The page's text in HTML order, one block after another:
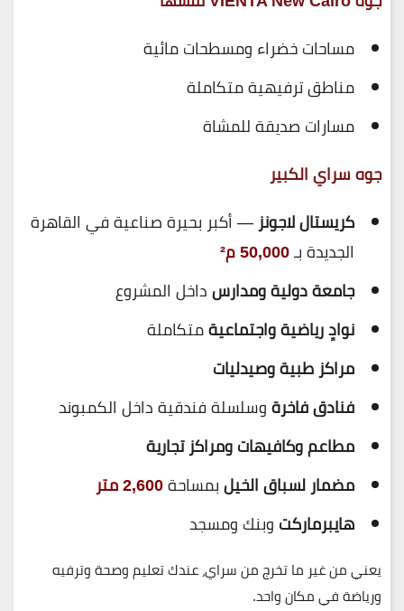
مساحات خضراء ومسطحات مائية
مناطق ترفيهية متكاملة
مسارات صديقة للمشاة
جوه سراي الكبير
كريستال لاجونز— أكبر بحيرة صناعية في القاهرة
الجديدة بـ50,000 م²
جامعة دولية ومدارسداخل المشروع
نوادٍ رياضية واجتماعيةمتكاملة
مراكز طبية وصيدليات
فنادق فاخرةوسلسلة فندقية داخل الكمبوند
مطاعم وكافيهات ومراكز تجارية
مضمار لسباق الخيلبمساحة2,600 متر
هايبرماركت وبنك ومسجد
يعني من غير ما تخرج من سراي، عندك تعليم وصحة وترفيه
ورياضة في مكان واحد.